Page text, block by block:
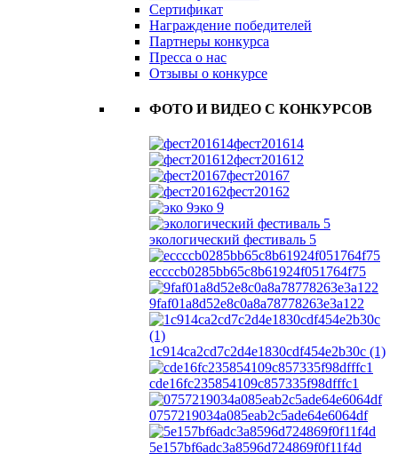
Сертификат
Награждение победителей
Партнеры конкурса
Пресса о нас
Отзывы о конкурсе
ФОТО И ВИДЕО С КОНКУРСОВ
фест201614
фест201612
фест20167
фест20162
эко 9
экологический фестиваль 5
eccccb0285bb65c8b61924f051764f75
9faf01a8d52e8c0a8a78778263e3a122
1c914ca2cd7c2d4e1830cdf454e2b30c (1)
cde16fc235854109c857335f98dfffc1
0757219034a085eab2c5ade64e6064df
5e157bf6adc3a8596d724869f0f11f4d